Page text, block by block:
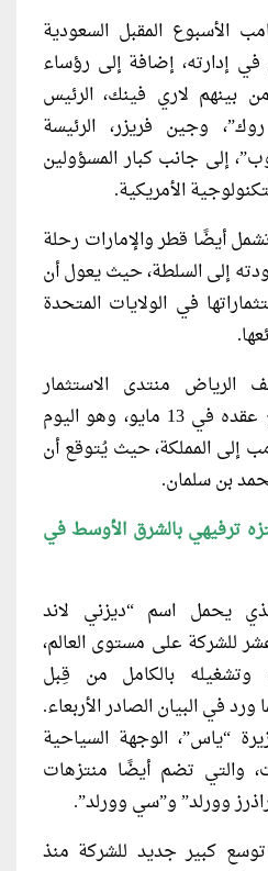
الأسبوع المقبل السعودية
إدارته، إضافة إلى رؤساء
بينهم لاري فينك، الرئيس
وجين فريزر، الرئيسة
إلى جانب كبار المسؤولين
الأمريكية.
أيضًا قطر والإمارات رحلة
إلى السلطة، حيث يعول أن
في الولايات المتحدة
الرياض منتدى الاستثمار
السعودي-الأمريكي المزمع عقده في 13 مايو، وهو اليوم
إلى المملكة، حيث يُتوقع أن
بن سلمان.
ترفيهي بالشرق الأوسط في
يحمل اسم “ديزني لاند
للشركة على مستوى العالم،
وتشغيله بالكامل من قِبل
في البيان الصادر الأربعاء.
“ياس”، الوجهة السياحية
والتي تضم أيضًا منتزهات
وورلد” و”سي وورلد”.
كبير جديد للشركة منذ